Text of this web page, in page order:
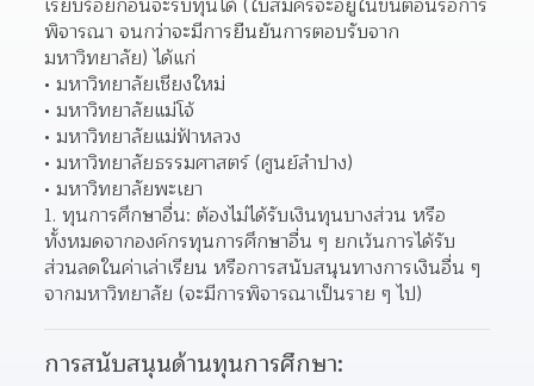
พิจารณา จนกว่าจะมีการยืนยันการตอบรับจาก
มหาวิทยาลัย) ได้แก่
มหาวิทยาลัยเชียงใหม่
มหาวิทยาลัยแม่โจ้
มหาวิทยาลัยแม่ฟ้าหลวง
มหาวิทยาลัยธรรมศาสตร์ (ศูนย์ลำปาง)
มหาวิทยาลัยพะเยา
ทุนการศึกษาอื่น: ต้องไม่ได้รับเงินทุนบางส่วน หรือ
ทั้งหมดจากองค์กรทุนการศึกษาอื่น ๆ ยกเว้นการได้รับ
ส่วนลดในค่าเล่าเรียน หรือการสนับสนุนทางการเงินอื่น ๆ
จากมหาวิทยาลัย (จะมีการพิจารณาเป็นราย ๆ ไป)
การสนับสนุนด้านทุนการศึกษา: